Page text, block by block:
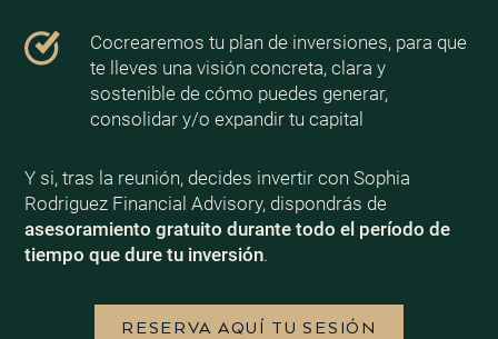
Cocrearemos tu plan de inversiones, para que
te lleves una visión concreta, clara y
sostenible de cómo puedes generar,
consolidar y/o expandir tu capital
Y si, tras la reunión, decides invertir con Sophia
Rodriguez Financial Advisory, dispondrás de
asesoramiento gratuito durante todo el período de
tiempo que dure tu inversión.
RESERVA AQUÍ TU SESIÓN